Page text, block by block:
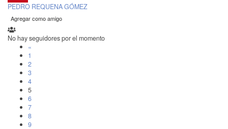
PEDRO REQUENA GÓMEZ
Agregar como amigo
No hay seguidores por el momento
«
1
2
3
4
5
6
7
8
9